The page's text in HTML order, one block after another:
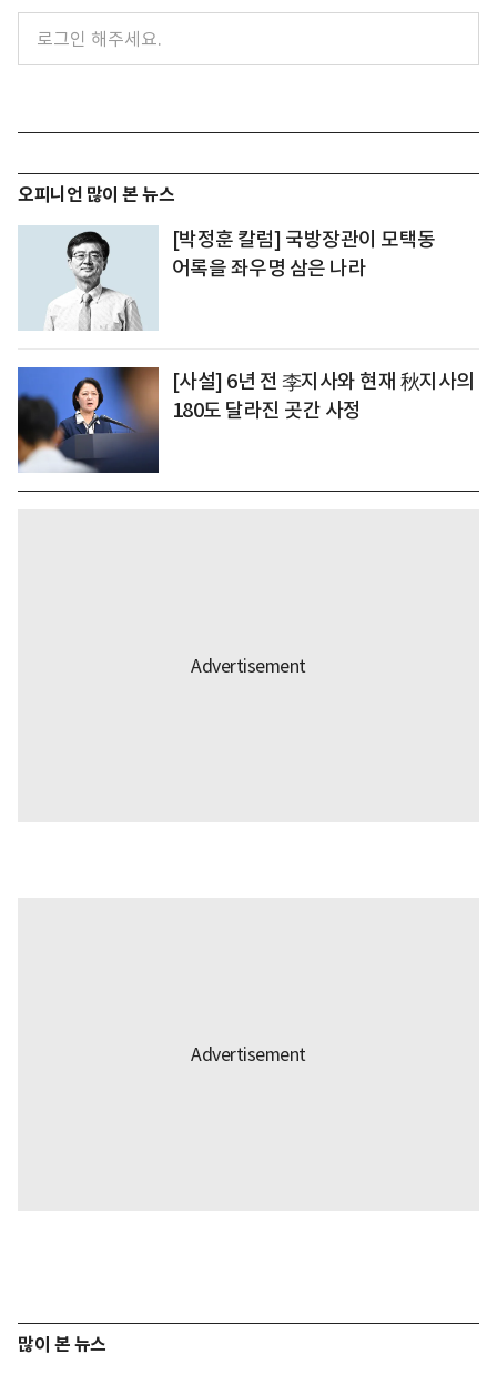
오피니언 많이 본 뉴스
[박정훈 칼럼] 국방장관이 모택동
어록을 좌우명 삼은 나라
[사설] 6년 전 李지사와 현재 秋지사의
180도 달라진 곳간 사정
많이 본 뉴스